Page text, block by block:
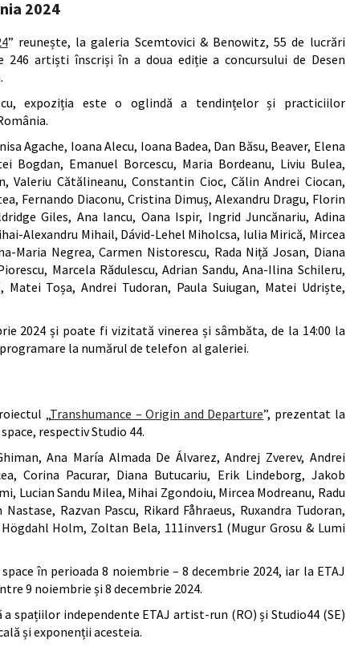
2024
” reunește, la galeria Scemtovici & Benowitz, 55 de lucrări
246 artiști înscriși în a doua ediție a concursului de Desen
expoziția este o oglindă a tendințelor și practiciilor
Agache, Ioana Alecu, Ioana Badea, Dan Băsu, Beaver, Elena
Bogdan, Emanuel Borcescu, Maria Bordeanu, Liviu Bulea,
Valeriu Cătălineanu, Constantin Cioc, Călin Andrei Ciocan,
Fernando Diaconu, Cristina Dimuș, Alexandru Dragu, Florin
Giles, Ana Iancu, Oana Ispir, Ingrid Juncănariu, Adina
Alexandru Mihail, Dávid-Lehel Miholcsa, Iulia Mirică, Mircea
Maria Negrea, Carmen Nistorescu, Rada Niță Josan, Diana
Marcela Rădulescu, Adrian Sandu, Ana-Ilina Schileru,
Toșa, Andrei Tudoran, Paula Suiugan, Matei Udriște,
2024 și poate fi vizitată vinerea și sâmbăta, de la 14:00 la
programare la numărul de telefon al galeriei.
„Transhumance – Origin and Departure”, prezentat la
respectiv Studio 44.
Ana María Almada De Álvarez, Andrej Zverev, Andrei
Corina Pacurar, Diana Butucariu, Erik Lindeborg, Jakob
Lucian Sandu Milea, Mihai Zgondoiu, Mircea Modreanu, Radu
Razvan Pascu, Rikard Fåhraeus, Ruxandra Tudoran,
Holm, Zoltan Bela, 111invers1 (Mugur Grosu & Lumi
în perioada 8 noiembrie – 8 decembrie 2024, iar la ETAJ
9 noiembrie și 8 decembrie 2024.
spațiilor independente ETAJ artist-run (RO) și Studio44 (SE)
și exponenții acesteia.